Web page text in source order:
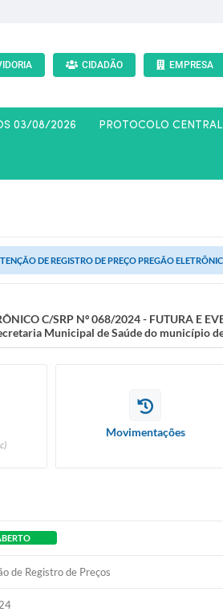
CIDADÃO EMPRESA
03/08/2026 PROTOCOLO CENTRAL
DE REGISTRO DE PREÇO PREGÃO
C/SRP Nº 068/2024 - FUTURA E
Municipal de Saúde do município
Movimentações
de Registro de Preços